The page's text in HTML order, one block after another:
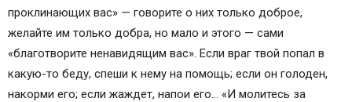
проклинающих вас» — говорите о них только доброе,
желайте им только добра, но мало и этого — сами
«благотворите ненавидящим вас». Если враг твой попал в
какую-то беду, спеши к нему на помощь; если он голоден,
накорми его; если жаждет, напои его… «И молитесь за